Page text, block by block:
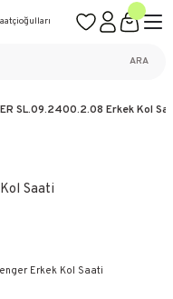
ARA
SL.09.2400.2.08 Erkek Kol
Saati
Erkek Kol Saati